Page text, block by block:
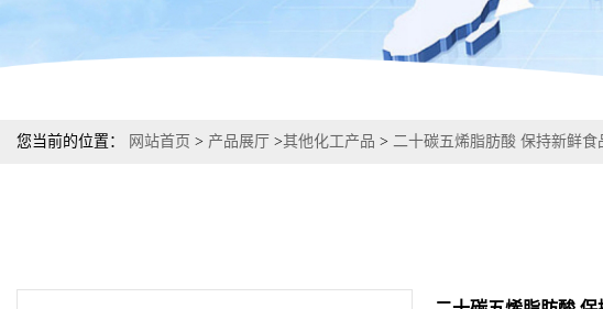
您当前的位置： 网站首页 > 产品展厅 >其他化工产品 > 二十碳五烯脂肪酸 保持新鲜食